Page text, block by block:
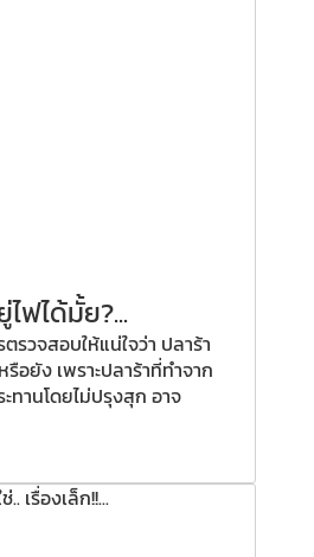
ไฟได้มั้ย?...
รวจสอบให้แน่ใจว่า ปลาร้า
อยัง เพราะปลาร้าที่ทำจาก
ทานโดยไม่ปรุงสุก อาจ